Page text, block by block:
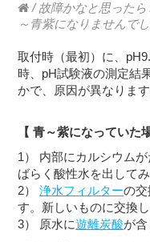
/ 故障かなと思ったら
～青紫になりませんでし
取付時（最初）に、
時、pH試験液の測定結
かで、原因が異なります
【 青～紫になっていた
1） 内部にカルシウム
ばらく酸性水を出してみ
2）浄水フィルターの
す。新しいものに交換し
3） 原水に遊離炭酸が含